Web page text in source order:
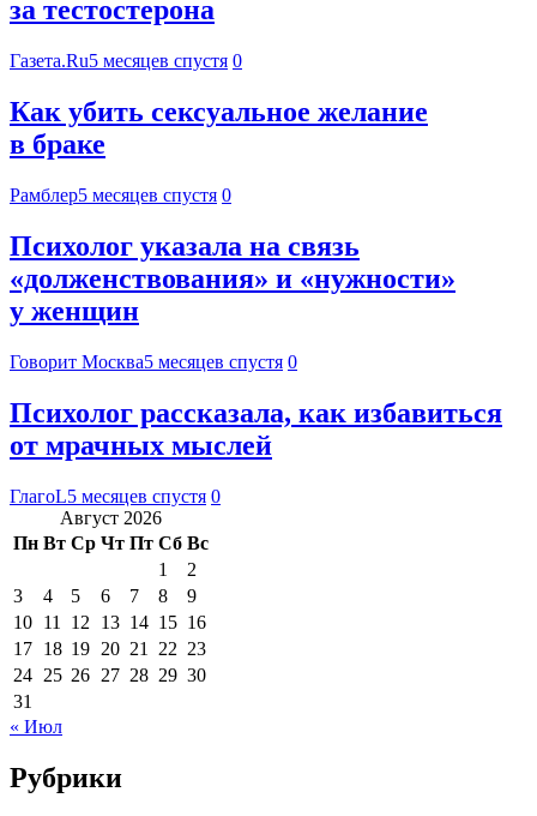
за тестостерона
Газета.Ru5 месяцев спустя 0
Как убить сексуальное желание
в браке
Рамблер5 месяцев спустя 0
Психолог указала на связь
«долженствования» и «нужности»
у женщин
Говорит Москва5 месяцев спустя 0
Психолог рассказала, как избавиться
от мрачных мыслей
ГлагоL5 месяцев спустя 0
Август 2026
Пн Вт Ср Чт Пт Сб Вс
1
2
3
4 5 6 7 8
9
10 11 12 13 14 15 16
17 18 19 20 21 22 23
24 25 26 27 28 29 30
31
« Июл
Рубрики